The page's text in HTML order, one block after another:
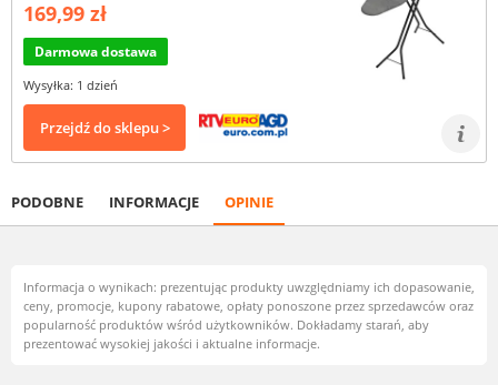
169,99 zł
Darmowa dostawa
Wysyłka: 1 dzień
Przejdź do sklepu >
PODOBNE INFORMACJE OPINIE
Informacja o wynikach: prezentując produkty uwzględniamy ich dopasowanie,
ceny, promocje, kupony rabatowe, opłaty ponoszone przez sprzedawców oraz
popularność produktów wśród użytkowników. Dokładamy starań, aby
prezentować wysokiej jakości i aktualne informacje.